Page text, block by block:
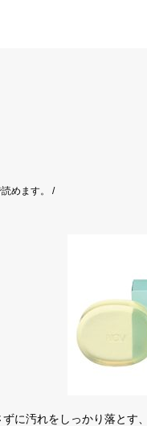
めます。
に汚れをしっかり落とす、